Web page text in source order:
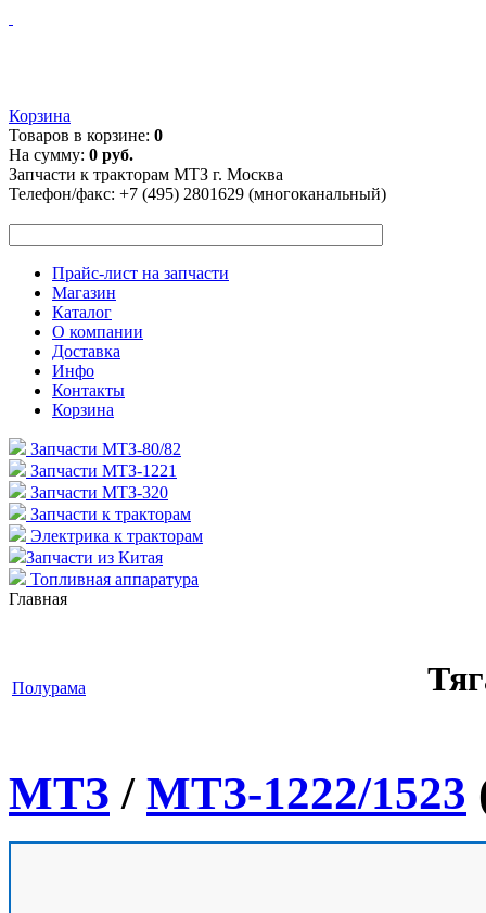
Корзина
Товаров в корзине: 0
На сумму: 0 руб.
Запчасти к тракторам МТЗ г. Москва
Телефон/факс: +7 (495) 2801629 (многоканальный)
Прайс-лист на запчасти
Магазин
Каталог
О компании
Доставка
Инфо
Контакты
Корзина
Запчасти МТЗ-80/82
Запчасти МТЗ-1221
Запчасти МТЗ-320
Запчасти к тракторам
Электрика к тракторам
Запчасти из Китая
Топливная аппаратура
Главная
Полурама
МТЗ / МТЗ-1222/1523